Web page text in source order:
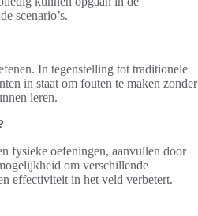
scenario’s.
In tegenstelling tot traditionele
in staat om fouten te maken zonder
leren.
fysieke oefeningen, aanvullen door
om verschillende
effectiviteit in het veld verbetert.